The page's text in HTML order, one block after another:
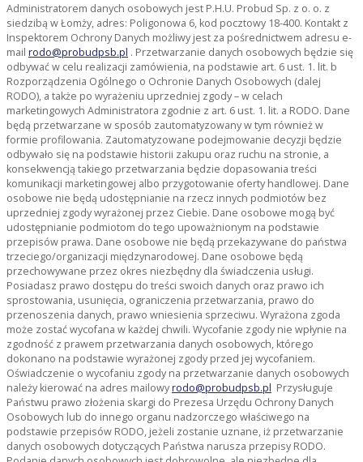
Administratorem danych osobowych jest P.H.U. Probud Sp. z o. o. z
siedzibą w Łomży, adres: Poligonowa 6, kod pocztowy 18-400. Kontakt z
Inspektorem Ochrony Danych możliwy jest za pośrednictwem adresu e-
mail rodo@probudpsb.pl . Przetwarzanie danych osobowych będzie się
odbywać w celu realizacji zamówienia, na podstawie art. 6 ust. 1. lit. b
Rozporządzenia Ogólnego o Ochronie Danych Osobowych (dalej
RODO), a także po wyrażeniu uprzedniej zgody – w celach
marketingowych Administratora zgodnie z art. 6 ust. 1. lit. a RODO. Dane
będą przetwarzane w sposób zautomatyzowany w tym również w
formie profilowania. Zautomatyzowane podejmowanie decyzji będzie
odbywało się na podstawie historii zakupu oraz ruchu na stronie, a
konsekwencją takiego przetwarzania będzie dopasowania treści
komunikacji marketingowej albo przygotowanie oferty handlowej. Dane
osobowe nie będą udostępnianie na rzecz innych podmiotów bez
uprzedniej zgody wyrażonej przez Ciebie. Dane osobowe mogą być
udostępnianie podmiotom do tego upoważnionym na podstawie
przepisów prawa. Dane osobowe nie będą przekazywane do państwa
trzeciego/organizacji międzynarodowej. Dane osobowe będą
przechowywane przez okres niezbędny dla świadczenia usługi.
Posiadasz prawo dostępu do treści swoich danych oraz prawo ich
sprostowania, usunięcia, ograniczenia przetwarzania, prawo do
przenoszenia danych, prawo wniesienia sprzeciwu. Wyrażona zgoda
może zostać wycofana w każdej chwili. Wycofanie zgody nie wpłynie na
zgodność z prawem przetwarzania danych osobowych, którego
dokonano na podstawie wyrażonej zgody przed jej wycofaniem.
Oświadczenie o wycofaniu zgody na przetwarzanie danych osobowych
należy kierować na adres mailowyrodo@probudpsb.pl Przysługuje
Państwu prawo złożenia skargi do Prezesa Urzędu Ochrony Danych
Osobowych lub do innego organu nadzorczego właściwego na
podstawie przepisów RODO, jeżeli zostanie uznane, iż przetwarzanie
danych osobowych dotyczących Państwa narusza przepisy RODO.